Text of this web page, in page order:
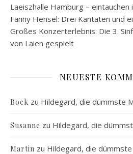
Laeiszhalle Hamburg –
Fanny Hensel: Drei Kantaten und
Großes Konzerterlebnis: Die 3.
von Laien gespielt
NEUESTE
Bock zu Hildegard, die dümmste
Susanne zu Hildegard, die
Martin zu Hildegard, die